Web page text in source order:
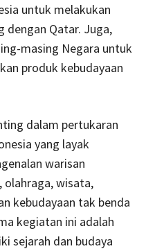
untuk melakukan
dengan Qatar. Juga,
masing Negara untuk
produk kebudayaan
dalam pertukaran
yang layak
warisan
olahraga, wisata,
kebudayaan tak benda
kegiatan ini adalah
sejarah dan budaya